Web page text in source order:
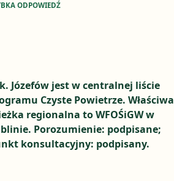
ODPOWIEDŹ
Józefów jest w centralnej liście
Czyste Powietrze. Właściwa
regionalna to WFOŚiGW w
Porozumienie: podpisane;
konsultacyjny: podpisany.